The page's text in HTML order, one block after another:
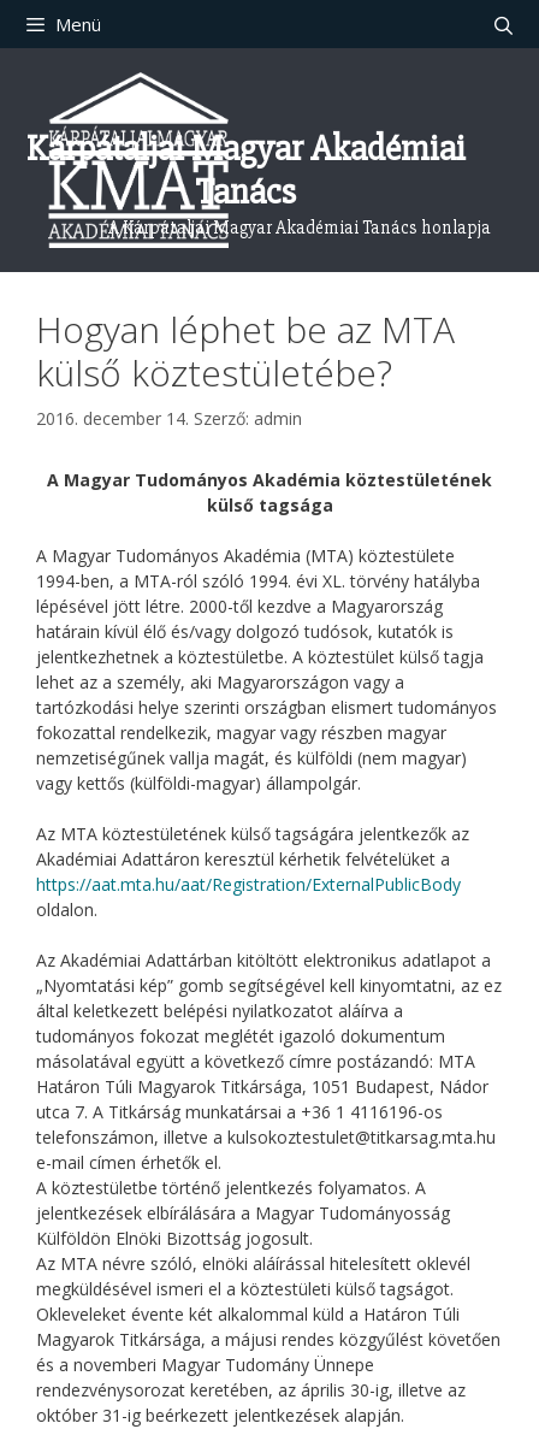
Menü
Kárpátaljai Magyar Akadémiai
Tanács
A Kárpátaljai Magyar Akadémiai Tanács honlapja
Hogyan léphet be az MTA
külső köztestületébe?
2016. december 14. Szerző: admin
A Magyar Tudományos Akadémia köztestületének
külső tagsága
A Magyar Tudományos Akadémia (MTA) köztestülete
1994-ben, a MTA-ról szóló 1994. évi XL. törvény hatályba
lépésével jött létre. 2000-től kezdve a Magyarország
határain kívül élő és/vagy dolgozó tudósok, kutatók is
jelentkezhetnek a köztestületbe. A köztestület külső tagja
lehet az a személy, aki Magyarországon vagy a
tartózkodási helye szerinti országban elismert tudományos
fokozattal rendelkezik, magyar vagy részben magyar
nemzetiségűnek vallja magát, és külföldi (nem magyar)
vagy kettős (külföldi-magyar) állampolgár.
Az MTA köztestületének külső tagságára jelentkezők az
Akadémiai Adattáron keresztül kérhetik felvételüket a
https://aat.mta.hu/aat/Registration/ExternalPublicBody
oldalon.
Az Akadémiai Adattárban kitöltött elektronikus adatlapot a
„Nyomtatási kép” gomb segítségével kell kinyomtatni, az ez
által keletkezett belépési nyilatkozatot aláírva a
tudományos fokozat meglétét igazoló dokumentum
másolatával együtt a következő címre postázandó: MTA
Határon Túli Magyarok Titkársága, 1051 Budapest, Nádor
utca 7. A Titkárság munkatársai a +36 1 4116196-os
telefonszámon, illetve a kulsokoztestulet@titkarsag.mta.hu
e-mail címen érhetők el.
A köztestületbe történő jelentkezés folyamatos. A
jelentkezések elbírálására a Magyar Tudományosság
Külföldön Elnöki Bizottság jogosult.
Az MTA névre szóló, elnöki aláírással hitelesített oklevél
megküldésével ismeri el a köztestületi külső tagságot.
Okleveleket évente két alkalommal küld a Határon Túli
Magyarok Titkársága, a májusi rendes közgyűlést követően
és a novemberi Magyar Tudomány Ünnepe
rendezvénysorozat keretében, az április 30-ig, illetve az
október 31-ig beérkezett jelentkezések alapján.